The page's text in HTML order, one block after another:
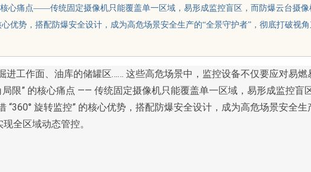
心痛点——传统固定摄像机只能覆盖单一区域，易形成监控盲区，而防爆云台摄像
心优势，搭配防爆安全设计，成为高危场景安全生产的“全景守护者”，彻底打破视
工作面、油库的储罐区…… 这些高危场景中，监控设备不仅要应对易燃
限” 的核心痛点 —— 传统固定摄像机只能覆盖单一区域，易形成监控盲
“360° 旋转监控” 的核心优势，搭配防爆安全设计，成为高危场景安全生
全区域动态管控。
对
分类信
活中的